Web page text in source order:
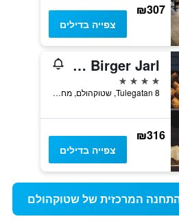
₪307
צפייה בדילים
Hotel Birger Jarl
4 כוכבים
Tulegatan 8, שטוקהולם, מחוז סטוקהולם, שוודיה
₪316
צפייה בדילים